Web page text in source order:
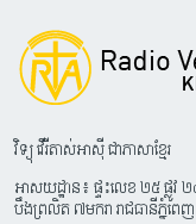
វិទ្យុ វើរីតាស់អាស៊ី ជាភាសាខ្មែរ
អាសយដ្ឋាន៖ ផ្ទះលេខ ២៥ ផ្លូវ
បឹងព្រលិត ៧មករា រាជធានីភ្នំពេញ